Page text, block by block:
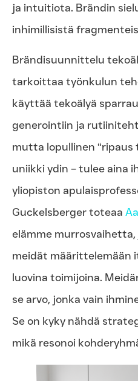
ja intuitiota. Brändin
inhimillisistä
Brändisuunnittelu
tarkoittaa työnkulun
käyttää tekoälyä
generointiin ja
mutta lopullinen “ripaus
uniikki ydin – tulee aina
yliopiston
Guckelsberger toteaa
elämme
meidät määrittelemään
luovina toimijoina.
se arvo, jonka vain
Se on kyky nähdä
mikä resonoi